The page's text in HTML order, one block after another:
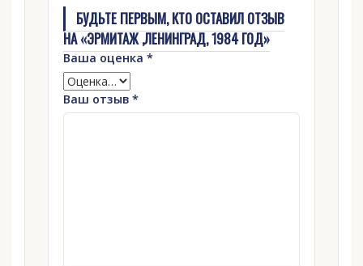
БУДЬТЕ ПЕРВЫМ, КТО ОСТАВИЛ ОТЗЫВ
НА «ЭРМИТАЖ ,ЛЕНИНГРАД, 1984 ГОД»
Ваша оценка *
Ваш отзыв *